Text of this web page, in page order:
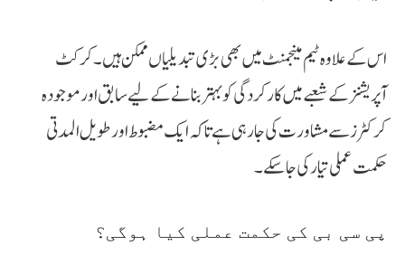
اس کے علاوہ ٹیم مینجمنٹ میں بھی بڑی تبدیلیاں ممکن ہیں۔ کرکٹ
آپریشنز کے شعبے میں کارکردگی کو بہتر بنانے کے لیے سابق اور موجودہ
کرکٹرز سے مشاورت کی جا رہی ہے تاکہ ایک مضبوط اور طویل المدتی
حکمت عملی تیار کی جا سکے۔
پی سی بی کی حکمت عملی کیا ہوگی؟